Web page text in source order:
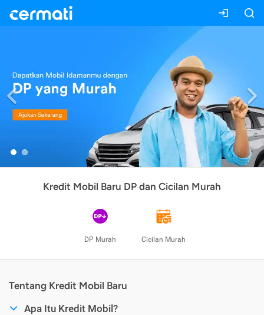
Previous
Kredit Mobil Baru DP dan Cicilan Murah
DP Murah Cicilan Murah
Tentang Kredit Mobil Baru
Apa Itu Kredit Mobil?